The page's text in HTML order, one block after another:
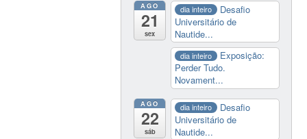
AGO
21
sex
dia inteiro
Desafio
Universitário de
Nautide...
dia inteiro
Exposição:
Perder Tudo.
Novament...
AGO
22
sáb
dia inteiro
Desafio
Universitário de
Nautide...